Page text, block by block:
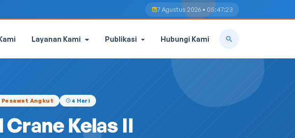
7 Agustus 2026 • 05:47:24
Layanan Kami Publikasi Hubungi Kami
Pesawat Angkut 4 Hari
Kelas II